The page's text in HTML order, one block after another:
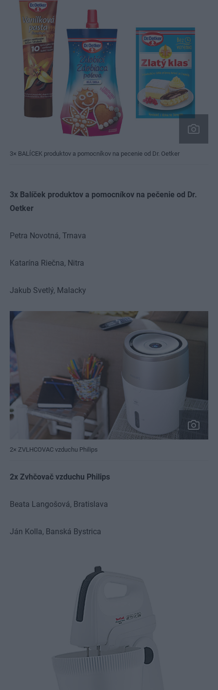
3× BALÍCEK produktov a pomocníkov na pecenie od Dr. Oetker
3x Balíček produktov a pomocníkov na pečenie od Dr.
Oetker
Petra Novotná, Trnava
Katarína Riečna, Nitra
Jakub Svetlý, Malacky
2× ZVLHCOVAC vzduchu Philips
2x Zvhčovač vzduchu Philips
Beata Langošová, Bratislava
Ján Kolla, Banská Bystrica